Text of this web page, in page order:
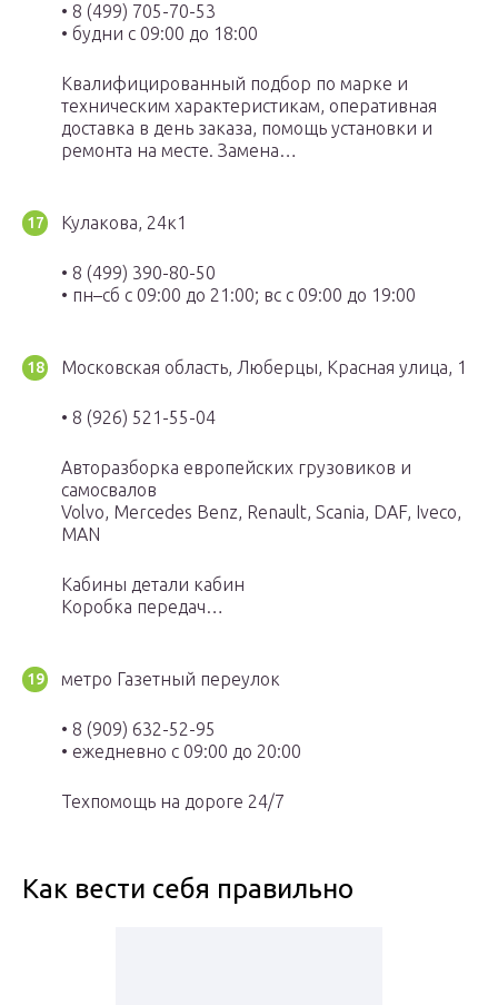
• 8 (499) 705-70-53
• будни с 09:00 до 18:00
Квалифицированный подбор по марке и
техническим характеристикам, оперативная
доставка в день заказа, помощь установки и
ремонта на месте. Замена…
Кулакова, 24к1
• 8 (499) 390-80-50
• пн–сб с 09:00 до 21:00; вс с 09:00 до 19:00
Московская область, Люберцы, Красная улица, 1
• 8 (926) 521-55-04
Авторазборка европейских грузовиков и
самосвалов
Volvo, Mercedes Benz, Renault, Scania, DAF, Iveco,
МАN
Кабины детали кабин
Коробка передач…
метро Газетный переулок
• 8 (909) 632-52-95
• ежедневно с 09:00 до 20:00
Техпомощь на дороге 24/7
Как вести себя правильно